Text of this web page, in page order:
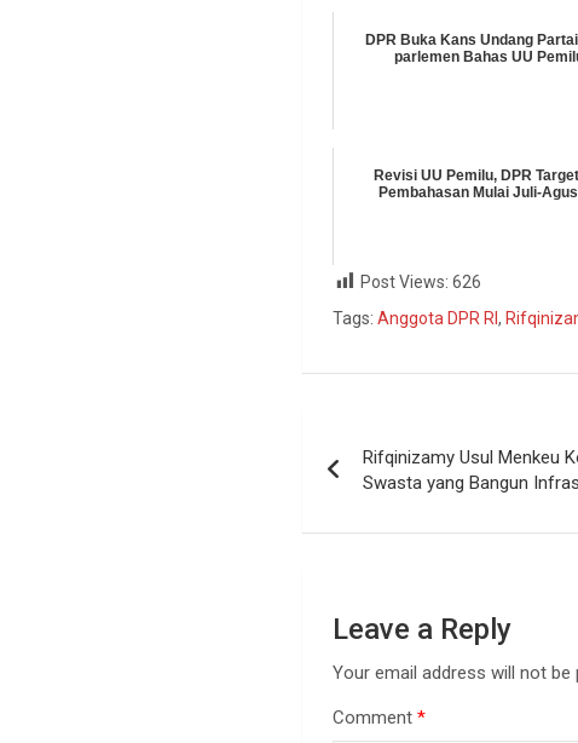
DPR Buka Kans Undang
parlemen Bahas UU
Revisi UU Pemilu, DPR
Pembahasan Mulai Juli-
Post Views: 626
Tags: Anggota DPR RI,
Rifqinizamy Usul Menkeu
Swasta yang Bangun
Leave a Reply
Your email address will not be
Comment*